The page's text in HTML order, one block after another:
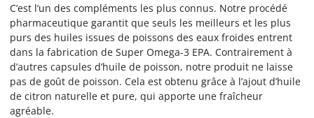
C’est l’un des compléments les plus connus. Notre procédé
pharmaceutique garantit que seuls les meilleurs et les plus
purs des huiles issues de poissons des eaux froides entrent
dans la fabrication de Super Omega-3 EPA. Contrairement à
d’autres capsules d’huile de poisson, notre produit ne laisse
pas de goût de poisson. Cela est obtenu grâce à l’ajout d’huile
de citron naturelle et pure, qui apporte une fraîcheur
agréable.